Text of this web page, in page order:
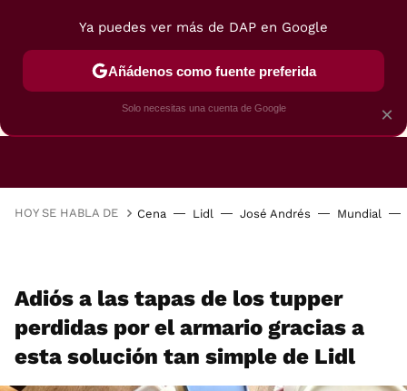
FREIDORAS DE AIRE GUÍAS DE
HOY SE HABLA DE Cena Lidl José Andrés Mundial
Adiós a las tapas de los tupper
perdidas por el armario gracias a
esta solución tan simple de Lidl
×
Ya puedes ver más de DAP en Google
Añádenos como fuente preferida
Solo necesitas una cuenta de Google